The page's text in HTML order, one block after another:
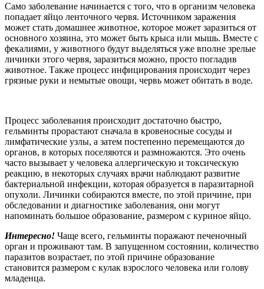
Само заболевание начинается с того, что в организм человека
попадает яйцо ленточного червя. Источником заражения
может стать домашнее животное, которое может заразиться от
основного хозяина, это может быть крыса или мышь. Вместе с
фекалиями, у животного будут выделяться уже вполне зрелые
личинки этого червя, заразиться можно, просто погладив
животное. Также процесс инфицирования происходит через
грязные руки и немытые овощи, червь может обитать в воде.
Процесс заболевания происходит достаточно быстро,
гельминты прорастают сначала в кровеносные сосуды и
лимфатические узлы, а затем постепенно перемещаются до
органов, в которых поселяются и размножаются. Это очень
часто вызывает у человека аллергическую и токсическую
реакцию, в некоторых случаях врачи наблюдают развитие
бактериальной инфекции, которая образуется в паразитарной
опухоли. Личинки собираются вместе, по этой причине, при
обследовании и диагностике заболевания, они могут
напоминать большое образование, размером с куриное яйцо.
Интересно! Чаще всего, гельминты поражают печеночный
орган и проживают там. В запущенном состоянии, количество
паразитов возрастает, по этой причине образование
становится размером с кулак взрослого человека или голову
младенца.